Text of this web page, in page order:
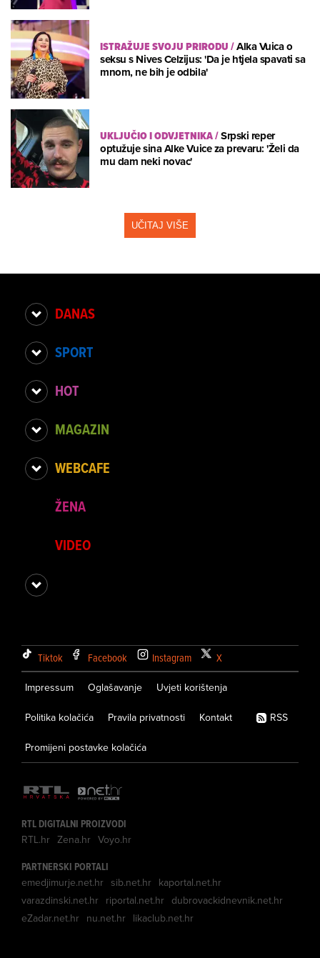
ISTRAŽUJE SVOJU PRIRODU/Alka Vuica o
seksu s Nives Celzijus: 'Da je htjela spavati sa
mnom, ne bih je odbila'
UKLJUČIO I ODVJETNIKA/Srpski reper
optužuje sina Alke Vuice za prevaru: 'Želi da
mu dam neki novac'
UČITAJ VIŠE
DANAS
SPORT
HOT
MAGAZIN
WEBCAFE
ŽENA
VIDEO
Tiktok Facebook Instagram X
Impressum Oglašavanje Uvjeti korištenja
Politika kolačića Pravila privatnosti Kontakt
Promijeni postavke kolačića
RSS
RTL DIGITALNI PROIZVODI
RTL.hr Zena.hr Voyo.hr
PARTNERSKI PORTALI
emedjimurje.net.hr sib.net.hr kaportal.net.hr
varazdinski.net.hr riportal.net.hr dubrovackidnevnik.net.hr
eZadar.net.hr nu.net.hr likaclub.net.hr